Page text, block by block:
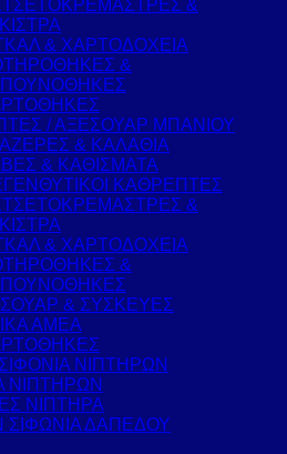
&
& ΧΑΡΤΟΔΟΧΕΙΑ
&
/ ΑΞΕΣΟΥΑΡ ΜΠΑΝΙΟΥ
& ΚΑΛΑΘΙΑ
& ΚΑΘΙΣΜΑΤΑ
ΚΑΘΡΕΠΤΕΣ
&
& ΧΑΡΤΟΔΟΧΕΙΑ
&
& ΣΥΣΚΕΥΕΣ
ΑΜΕΑ
ΝΙΠΤΗΡΩΝ
ΝΙΠΤΗΡΩΝ
ΝΙΠΤΗΡΑ
ΣΙΦΩΝΙΑ ΔΑΠΕΔΟΥ